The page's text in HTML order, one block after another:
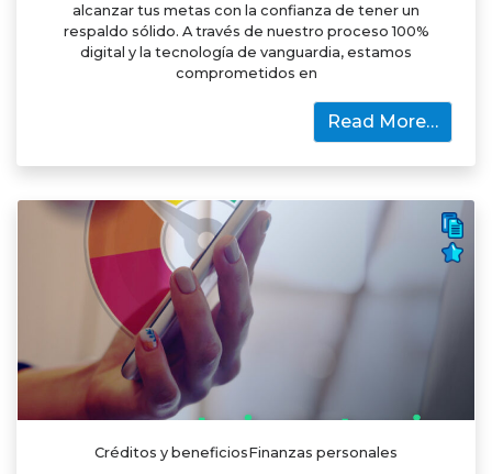
alcanzar tus metas con la confianza de tener un
respaldo sólido. A través de nuestro proceso 100%
digital y la tecnología de vanguardia, estamos
comprometidos en
Read More…
Créditos y beneficiosFinanzas personales